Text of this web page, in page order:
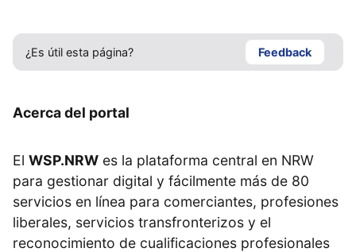
¿Es útil esta página? Feedback
Acerca del portal
El WSP.NRW es la plataforma central en NRW
para gestionar digital y fácilmente más de 80
servicios en línea para comerciantes, profesiones
liberales, servicios transfronterizos y el
reconocimiento de cualificaciones profesionales